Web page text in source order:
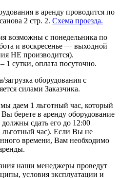
в аренду проводится по
2 стр. 2. Схема проезда.
возможны с понедельника по
и воскресенье — выходной
НЕ производится).
сутки, оплата посуточно.
оборудования с
силами Заказчика.
даем 1 льготный час, который
берете в аренду оборудование
сдать его до 12:00
льготный час). Если Вы не
времени, Вам необходимо
наши менеджеры проведут
условия эксплуатации и